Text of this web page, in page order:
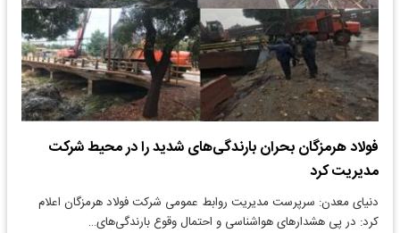
فولاد هرمزگان بحران بارندگی‌های شدید را در محیط شرکت
مدیریت کرد
دنیای معدن: سرپرست مدیریت روابط عمومی شرکت فولاد هرمزگان اعلام
کرد: در پی هشدارهای هواشناسی و احتمال وقوع بارندگی‌های…